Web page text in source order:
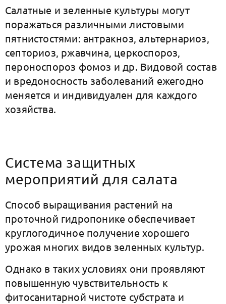
Салатные и зеленные культуры могут
поражаться различными листовыми
пятнистостями: антракноз, альтернариоз,
септориоз, ржавчина, церкоспороз,
пероноспороз фомоз и др. Видовой состав
и вредоносность заболеваний ежегодно
меняется и индивидуален для каждого
хозяйства.
Система защитных
мероприятий для салата
Способ выращивания растений на
проточной гидропонике обеспечивает
круглогодичное получение хорошего
урожая многих видов зеленных культур.
Однако в таких условиях они проявляют
повышенную чувствительность к
фитосанитарной чистоте субстрата и